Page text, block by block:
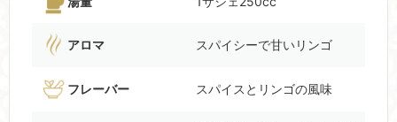
アロマ スパイシーで甘いリンゴ
フレーバー スパイスとリンゴの風味